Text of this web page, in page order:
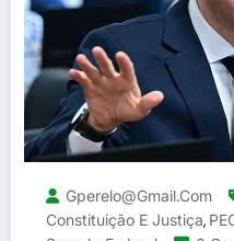
Gperelo@gmail.com
Constituição E Justiça,